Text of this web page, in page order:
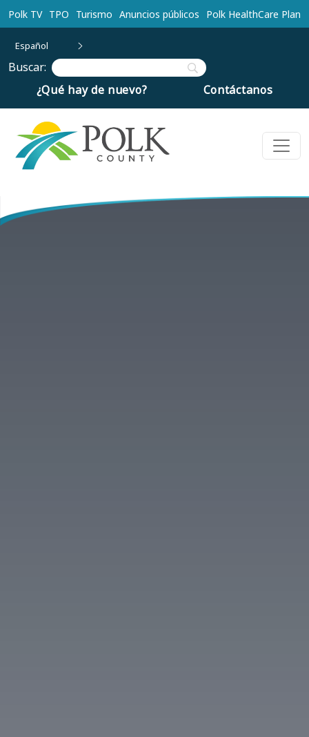
Ir al contenido principal
Polk TV TPO Turismo Anuncios públicos Polk HealthCare Plan
Español
Buscar:
¿Qué hay de nuevo?
Contáctanos